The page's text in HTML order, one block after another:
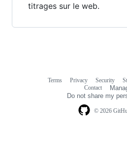
titrages sur le web.
© 2026
Terms Privacy Security
Contact
Do not share my